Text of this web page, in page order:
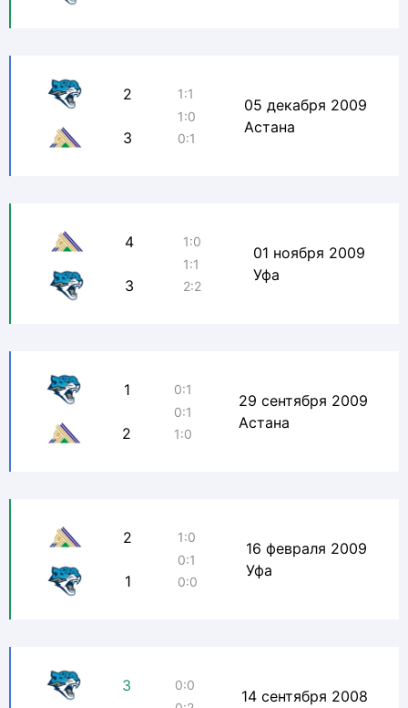
2
3
1:1
1:0
0:1
05 декабря 2009
Астана
4
3
1:0
1:1
2:2
01 ноября 2009
Уфа
1
2
0:1
0:1
1:0
29 сентября 2009
Астана
2
1
1:0
0:1
0:0
16 февраля 2009
Уфа
3
0:0
14 сентября 2008